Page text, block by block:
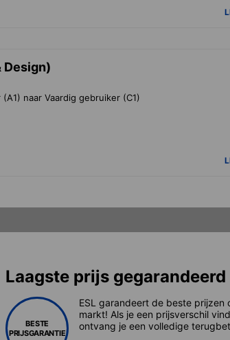
Design)
naar Vaardig gebruiker (C1)
Laagste prijs gegarandeerd
BESTE
PRIJSGARANTIE
ESL garandeert de beste prijzen
markt! Als je een prijsverschil
ontvang je een volledige